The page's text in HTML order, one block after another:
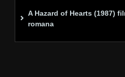
A Hazard of Hearts (1987)
romana